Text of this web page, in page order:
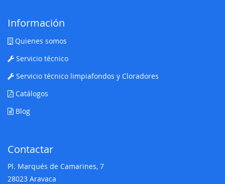
Información
Quienes somos
Servicio técnico
Servicio técnico limpiafondos y Cloradores
Catálogos
Blog
Contactar
Pl. Marqués de Camarines, 7
28023 Aravaca